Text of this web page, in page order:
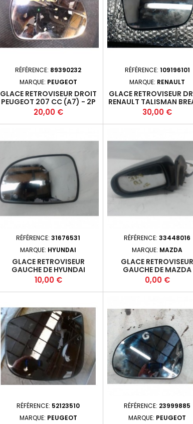
RÉFÉRENCE: 89390232
MARQUE: PEUGEOT
GLACE RETROVISEUR DROIT
PEUGEOT 207 CC (A7) - 2P
2007-03- 2015-06+
Prix
20,00 €
RÉFÉRENCE: 109196101
MARQUE: RENAULT
GLACE RETROVISEUR
RENAULT TALISMAN
5P 2016-04+
Prix
30,00 €
RÉFÉRENCE:31676531
MARQUE: HYUNDAI
GLACE RETROVISEUR
GAUCHE DE HYUNDAI
MATRIX PHASE 1
Prix
10,00 €
RÉFÉRENCE:33448016
MARQUE: MAZDA
GLACE RETROVISEUR
GAUCHE DE MAZDA
Prix
0,00 €
RÉFÉRENCE: 52123510
MARQUE: PEUGEOT
RÉFÉRENCE: 23999885
MARQUE: PEUGEOT